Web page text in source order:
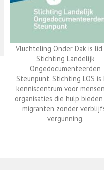
Vluchteling Onder Dak is lid
Stichting Landelijk
Ongedocumenteerden
Steunpunt. Stichting LOS is
kenniscentrum voor
organisaties die hulp bieden
migranten zonder
vergunning.